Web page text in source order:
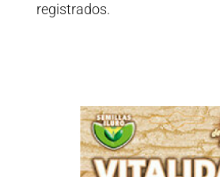
registrados.